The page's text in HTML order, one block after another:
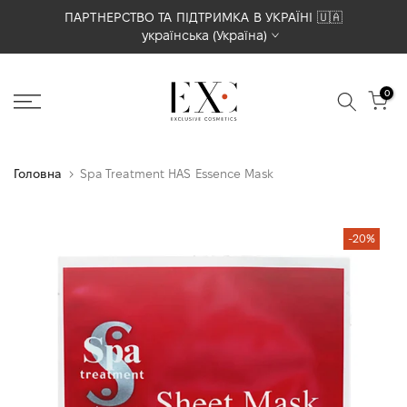
Перейти
вмісту
ПАРТНЕРСТВО ТА ПІДТРИМКА В УКРАЇНІ 🇺🇦
українська (Україна)
0
Головна Spa Treatment HAS Essence Mask
-20%